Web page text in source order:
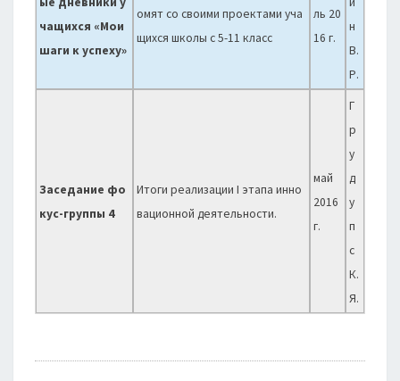
чащихся «Мои
шаги к успеху»
омят со своими проектами уча
щихся школы с 5-11 класс
ль 20
16 г.
н
В.
Р.
Заседание фо
кус-группы 4
Итоги реализации I этапа инно
вационной деятельности.
май
2016
г.
Г
р
у
д
у
п
с
К.
Я.